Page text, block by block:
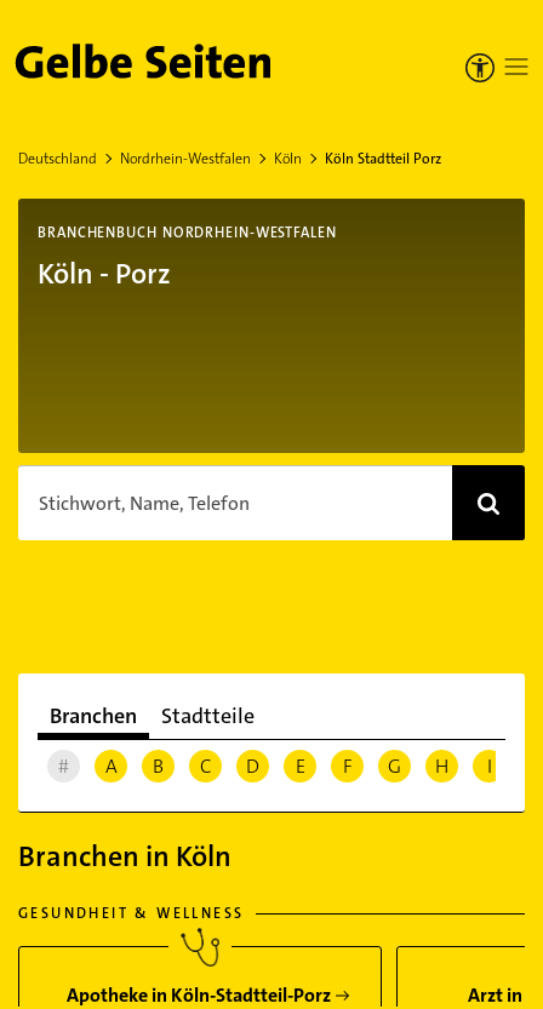
Gelbe Seiten
Deutschland Nordrhein-Westfalen Köln Köln Stadtteil Porz
BRANCHENBUCH NORDRHEIN-WESTFALEN
Köln - Porz
Stichwort, Name, Telefon
Branchen Stadtteile
# A B C D E F G H I
Branchen in Köln
GESUNDHEIT & WELLNESS
Apotheke in Köln-Stadtteil-Porz Arzt in